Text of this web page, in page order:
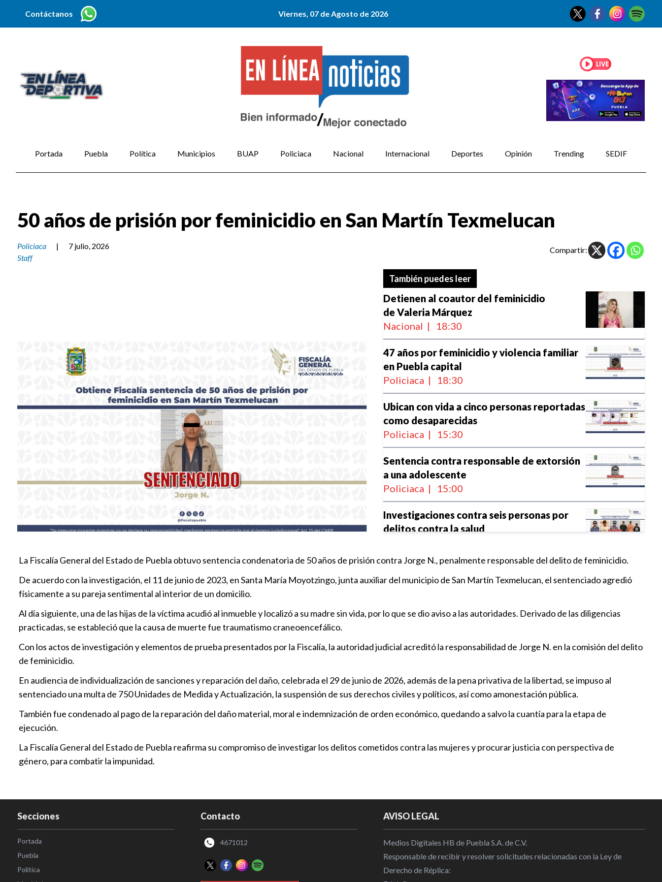
Contáctanos Viernes, 07 de Agosto de 2026
Portada Puebla Política Municipios BUAP Policiaca Nacional Internacional Deportes Opinión Trending SEDIF
50 años de prisión por feminicidio en San Martín Texmelucan
Policiaca |
7 julio, 2026
Staff
Compartir:
También puedes leer
Detienen al coautor del feminicidio
de Valeria Márquez
Nacional | 18:30
47 años por feminicidio y violencia familiar
en Puebla capital
Policiaca | 18:30
Ubican con vida a cinco personas reportadas
como desaparecidas
Policiaca | 15:30
Sentencia contra responsable de extorsión
a una adolescente
Policiaca | 15:00
Investigaciones contra seis personas por
delitos contra la salud
23 años de prisión contra tres responsables
de homicidio calificado
Policiaca | 15:30
50 años de prisión contra Evelin Yareli N.
por secuestro agravado
Policiaca
15:28
Paulina N.
participación política de mujeres
Política | 15:25
La Fiscalía General del Estado de Puebla obtuvo sentencia condenatoria de 50 años de prisión contra Jorge N., penalmente responsable del delito de feminicidio.
De acuerdo con la investigación, el 11 de junio de 2023, en Santa María Moyotzingo, junta auxiliar del municipio de San Martín Texmelucan, el sentenciado agredió
físicamente a su pareja sentimental al interior de un domicilio.
Al día siguiente, una de las hijas de la víctima acudió al inmueble y localizó a su madre sin vida, por lo que se dio aviso a las autoridades. Derivado de las diligencias
practicadas, se estableció que la causa de muerte fue traumatismo craneoencefálico.
Con los actos de investigación y elementos de prueba presentados por la Fiscalía, la autoridad judicial acreditó la responsabilidad de Jorge N. en la comisión del delito
de feminicidio.
En audiencia de individualización de sanciones y reparación del daño, celebrada el 29 de junio de 2026, además de la pena privativa de la libertad, se impuso al
sentenciado una multa de 750 Unidades de Medida y Actualización, la suspensión de sus derechos civiles y políticos, así como amonestación pública.
También fue condenado al pago de la reparación del daño material, moral e indemnización de orden económico, quedando a salvo la cuantía para la etapa de
ejecución.
La Fiscalía General del Estado de Puebla reafirma su compromiso de investigar los delitos cometidos contra las mujeres y procurar justicia con perspectiva de
género, para combatir la impunidad.
Secciones
Portada
Puebla
Política
Contacto
4671012
AVISO LEGAL
Medios Digitales HB de Puebla S.A. de C.V.
Responsable de recibir y resolver solicitudes relacionadas con la Ley de
Derecho de Réplica: